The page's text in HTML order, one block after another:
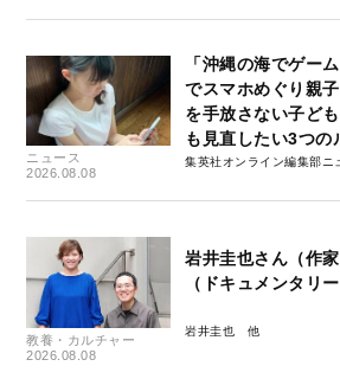
ニュース
2026.08.08
「沖縄の海でゲー
でスマホめぐり親
を手放さない子ど
も見直したい3つの
集英社オンライン編集部ニ
教養・カルチャー
2026.08.08
岩井圭也さん（作
（ドキュメンタリ
岩井圭也